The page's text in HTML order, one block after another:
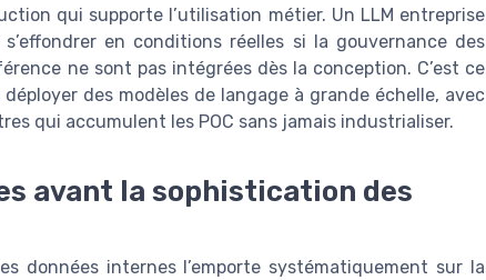
qui supporte l’utilisation métier. Un LLM entreprise
en conditions réelles si la gouvernance des
ne sont pas intégrées dès la conception. C’est ce
des modèles de langage à grande échelle, avec
qui accumulent les POC sans jamais industrialiser.
avant la sophistication des
données internes l’emporte systématiquement sur la